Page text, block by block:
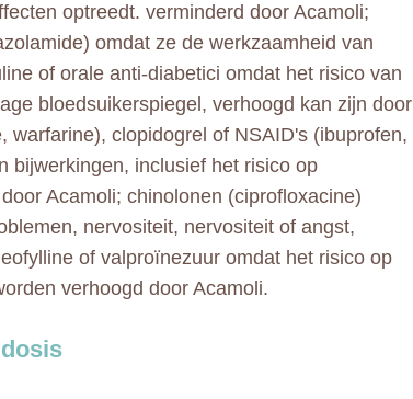
optreedt. verminderd door Acamoli;
omdat ze de werkzaamheid van
of orale anti-diabetici omdat het risico van
bloedsuikerspiegel, verhoogd kan zijn door
warfarine), clopidogrel of NSAID's (ibuprofen,
bijwerkingen, inclusief het risico op
Acamoli; chinolonen (ciprofloxacine)
nervositeit, nervositeit of angst,
of valproïnezuur omdat het risico op
verhoogd door Acamoli.